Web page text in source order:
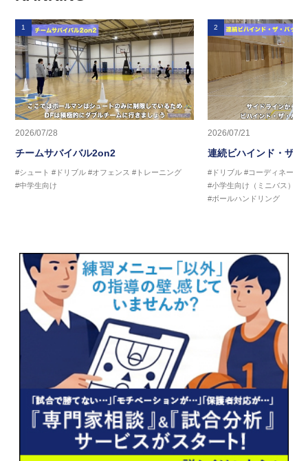
1
2026/07/28
チームサバイバル2on2
#シュート #ドリブル #オフェンス #トレーニング
#中学生向け
2
2026/07/21
連続ビハインド・ザ・
#ドリブル #コーディネーシ
#小学生向け（ミニバス）
#ボールハンドリング